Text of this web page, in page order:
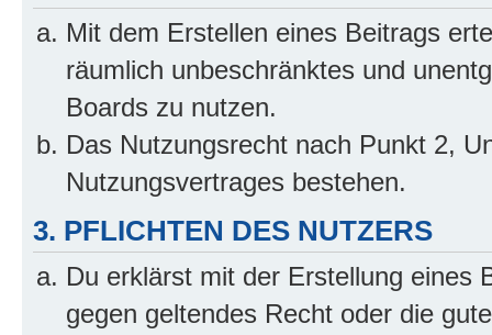
Mit dem Erstellen eines Beitrags
räumlich unbeschränktes und
Boards zu nutzen.
Das Nutzungsrecht nach Punkt 2,
Nutzungsvertrages bestehen.
3. PFLICHTEN DES NUTZERS
Du erklärst mit der Erstellung eines
gegen geltendes Recht oder die